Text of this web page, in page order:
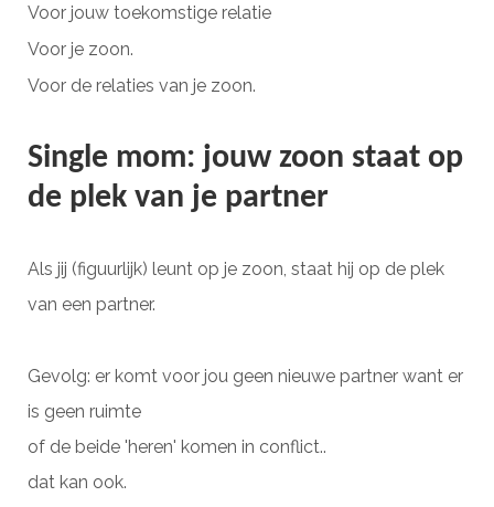
Voor jouw toekomstige relatie
Voor je zoon.
Voor de relaties van je zoon.
Single mom: jouw zoon staat op
de plek van je partner
Als jij (figuurlijk) leunt op je zoon, staat hij op de plek
van een partner.
Gevolg: er komt voor jou geen nieuwe partner want er
is geen ruimte
of de beide 'heren' komen in conflict..
dat kan ook.